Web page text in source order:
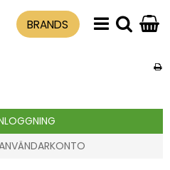
BRANDS